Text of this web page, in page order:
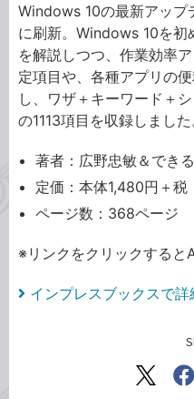
Windows 10の最新アップ
に刷新。Windows 10を初
を解説しつつ、作業効率
定項目や、各種アプリの
し、ワザ＋キーワード＋
の1113項目を収録しました
著者：広野忠敏＆でき
定価：本体1,480円＋税
ページ数：368ページ
※リンクをクリックすると
インプレスブックスで詳
X（旧